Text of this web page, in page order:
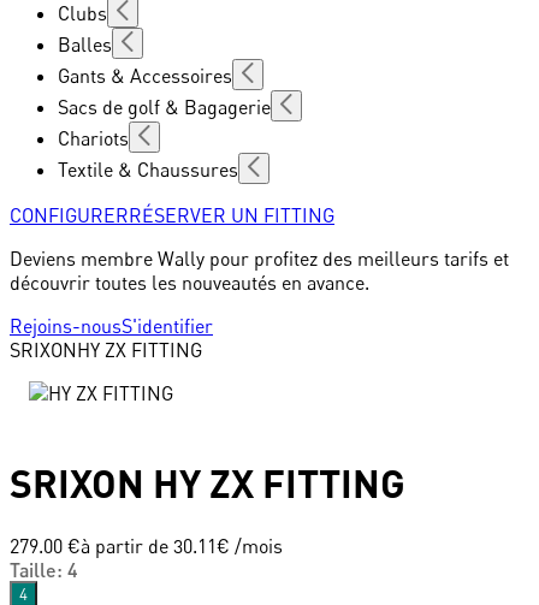
Clubs
Balles
Gants & Accessoires
Sacs de golf & Bagagerie
Chariots
Textile & Chaussures
CONFIGURERRÉSERVER UN FITTING
Deviens membre Wally pour profitez des meilleurs tarifs et
découvrir toutes les nouveautés en avance.
Rejoins-nousS'identifier
SRIXONHY ZX FITTING
SRIXON HY ZX FITTING
279.00 €à partir de 30.11€ /mois
Taille: 4
4